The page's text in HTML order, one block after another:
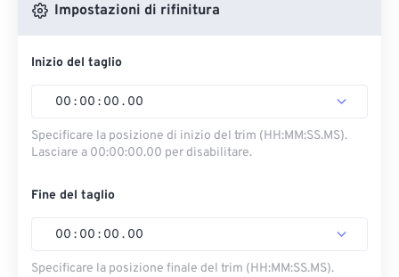
Impostazioni di rifinitura
Inizio del taglio
00 : 00 : 00 . 00
Specificare la posizione di inizio del trim (HH:MM:SS.MS).
Lasciare a 00:00:00.00 per disabilitare.
Fine del taglio
00 : 00 : 00 . 00
Specificare la posizione finale del trim (HH:MM:SS.MS).